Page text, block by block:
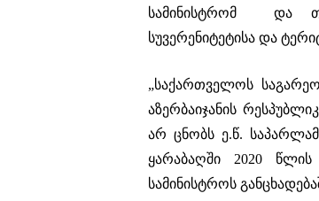
სამინისტრომ და
სუვერენიტეტისა და
„საქართველოს
აზერბაიჯანის
არ ცნობს ე.წ.
ყარაბაღში 2020
სამინისტროს